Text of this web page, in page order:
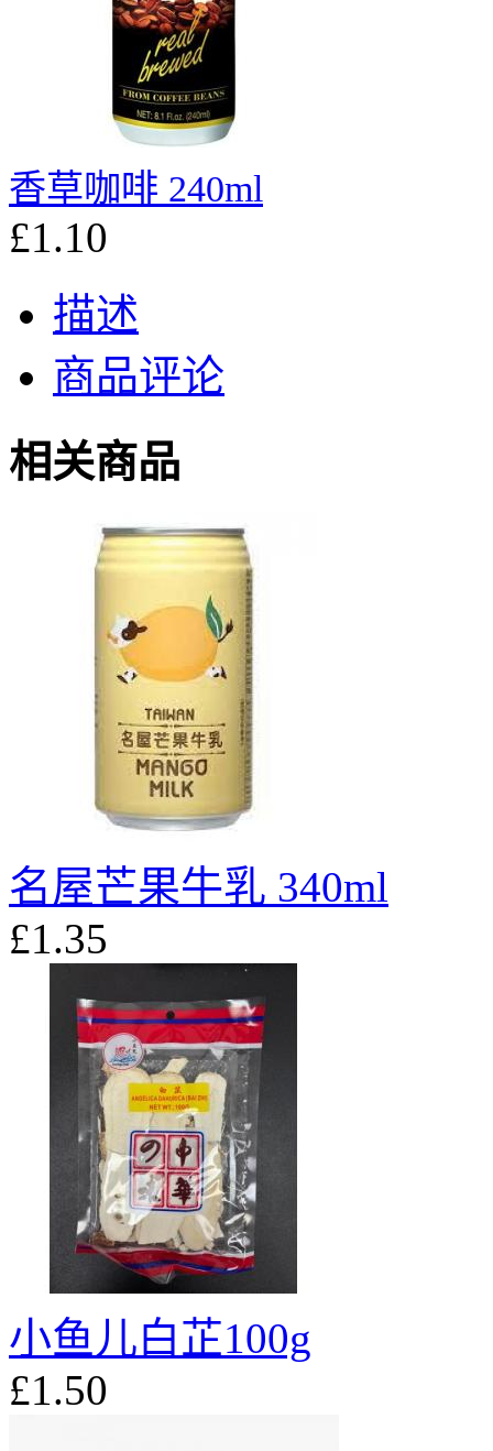
香草咖啡 240ml
£1.10
描述
商品评论
相关商品
名屋芒果牛乳 340ml
£1.35
小鱼儿白芷100g
£1.50